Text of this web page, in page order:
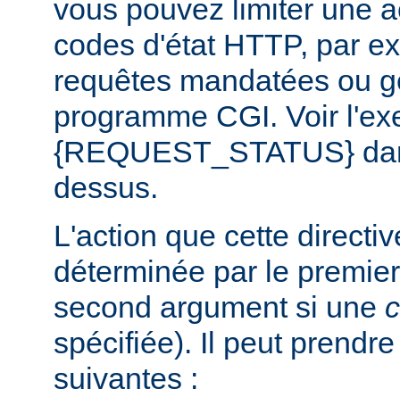
vous pouvez limiter une
codes d'état HTTP, par
requêtes mandatées ou
programme CGI. Voir
{REQUEST_STATUS}
dessus.
L'action que cette
déterminée par le
second argument si une
spécifiée). Il peut
suivantes :